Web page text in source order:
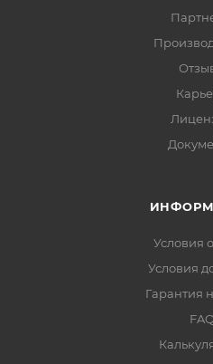
Условия
Условия
Гарантия
FAQ